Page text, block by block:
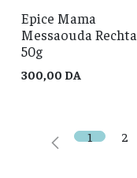
Epice Mama
Messaouda Rechta
50g
300,00 DA
1 2